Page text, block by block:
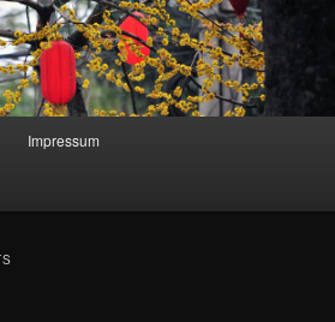
Impressum